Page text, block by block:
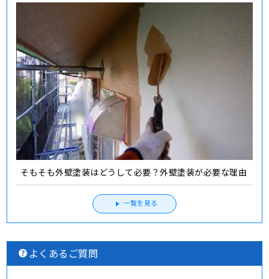
そもそも外壁塗装はどうして必要？外壁塗装が必要な理由
一覧を見る
よくあるご質問